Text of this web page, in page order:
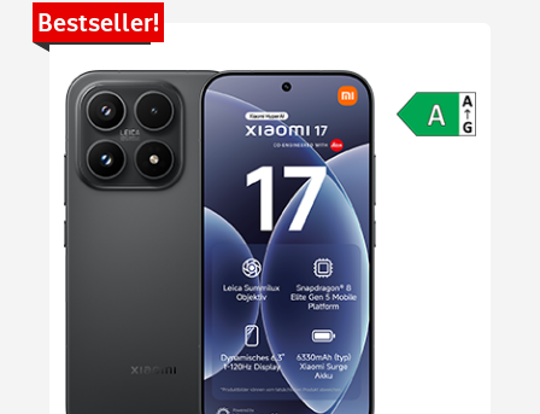
Bestseller!